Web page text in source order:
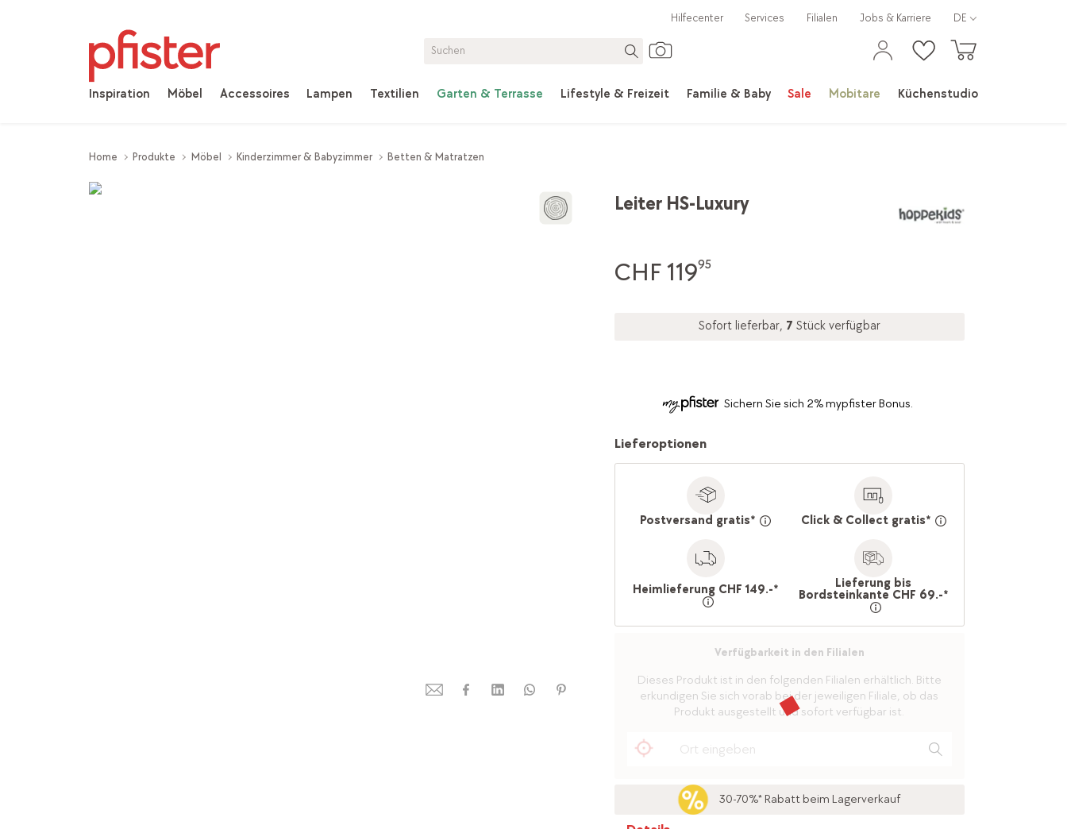
Inspiration Möbel Accessoires Lampen Textilien Garten & Terrasse Lifestyle & Freizeit Familie & Baby Sale Mobitare Küchenstudio
Hilfecenter Services Filialen Jobs & Karriere DE
Home Produkte Möbel Kinderzimmer & Babyzimmer Betten & Matratzen
Leiter HS-Luxury
CHF 11995
Sofort lieferbar, 7 Stück verfügbar
Sichern Sie sich 2% mypfister Bonus.
Lieferoptionen
Postversand gratis* Click & Collect gratis*
Heimlieferung CHF 149.-* Lieferung bis
Bordsteinkante CHF 69.-*
Verfügbarkeit in den Filialen
Dieses Produkt ist in den folgenden Filialen erhältlich. Bitte
erkundigen Sie sich vorab bei der jeweiligen Filiale, ob das
Produkt ausgestellt und sofort verfügbar ist.
30-70%* Rabatt beim Lagerverkauf